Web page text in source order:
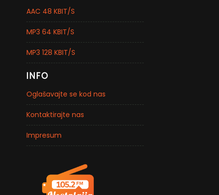
AAC 48 KBIT/S
MP3 64 KBIT/S
MP3 128 KBIT/S
INFO
Oglašavajte se kod nas
Kontaktirajte nas
Impresum